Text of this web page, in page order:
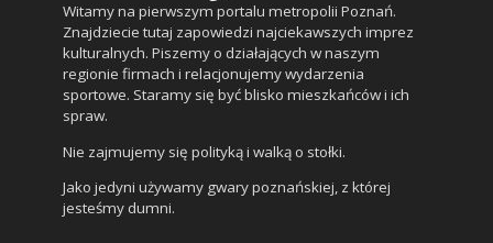
Witamy na pierwszym portalu metropolii Poznań.
Znajdziecie tutaj zapowiedzi najciekawszych imprez
kulturalnych. Piszemy o działających w naszym
regionie firmach i relacjonujemy wydarzenia
sportowe. Staramy się być blisko mieszkańców i ich
spraw.
Nie zajmujemy się polityką i walką o stołki.
Jako jedyni używamy gwary poznańskiej, z której
jesteśmy dumni.